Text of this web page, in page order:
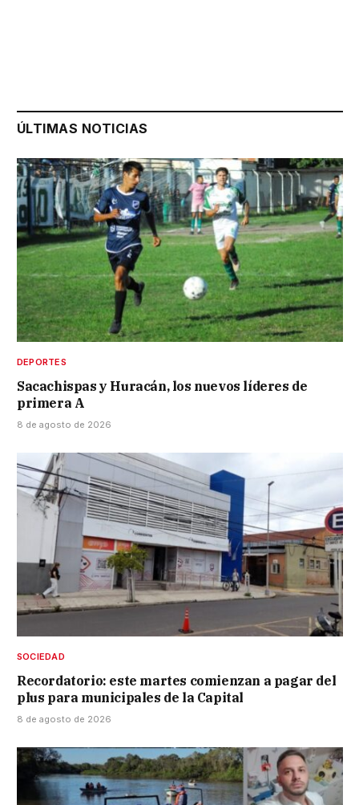
ÚLTIMAS NOTICIAS
DEPORTES
Sacachispas y Huracán, los nuevos líderes de
primera A
8 de agosto de 2026
SOCIEDAD
Recordatorio: este martes comienzan a pagar del
plus para municipales de la Capital
8 de agosto de 2026